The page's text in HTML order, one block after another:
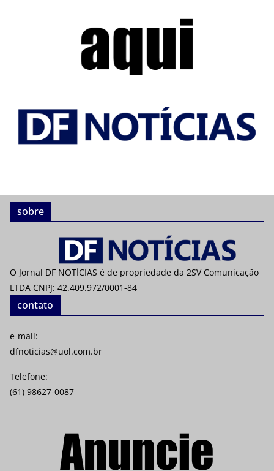
sobre
O Jornal DF NOTÍCIAS é de propriedade da 2SV Comunicação
LTDA CNPJ: 42.409.972/0001-84
contato
e-mail:
dfnoticias@uol.com.br
Telefone:
(61) 98627-0087